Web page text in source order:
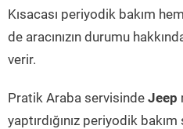
Kısacası periyodik bakım
de aracınızın durumu
verir.
Pratik Araba servisinde Jeep
yaptırdığınız periyodik